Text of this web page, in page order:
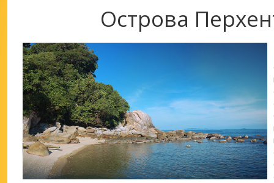
Острова